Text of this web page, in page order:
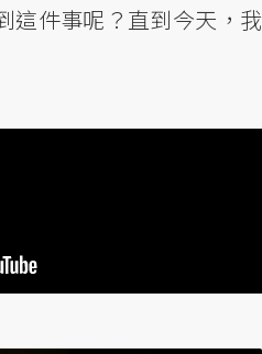
這件事呢？直到今天，我